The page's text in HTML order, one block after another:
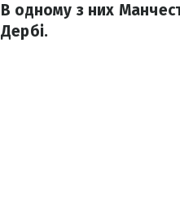
В одному з них
Дербі.